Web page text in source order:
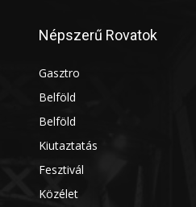
Népszerű Rovatok
Gasztro
Belföld
Belföld
Kiutaztatás
Fesztivál
Közélet